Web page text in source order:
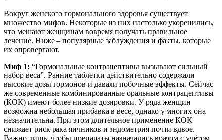
Вокруг женского гормонального здоровья существует
множество мифов. Некоторые из них настолько укоренились,
что мешают женщинам вовремя получать правильное
лечение. Ниже – популярные заблуждения и факты, которые
их опровергают.
Миф 1: “Гормональные контрацептивы вызывают сильный
набор веса”. Ранние таблетки действительно содержали
высокие дозы гормонов и давали побочные эффекты. Сейчас
же современные комбинированные оральные контрацептивы
(КОК) имеют более низкие дозировки. У ряда женщин
возможна небольшая прибавка в весе, однако у многих она
незначительна. При этом длительное применение КОК
снижает риск рака яичников и эндометрия почти вдвое.
Важно лишь, чтобы препараты назначались врачом с учётом